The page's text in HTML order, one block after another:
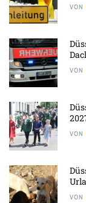
VON
VON
VON
VON